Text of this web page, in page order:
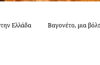
Ελλάδα
Βαγονέτο, μια